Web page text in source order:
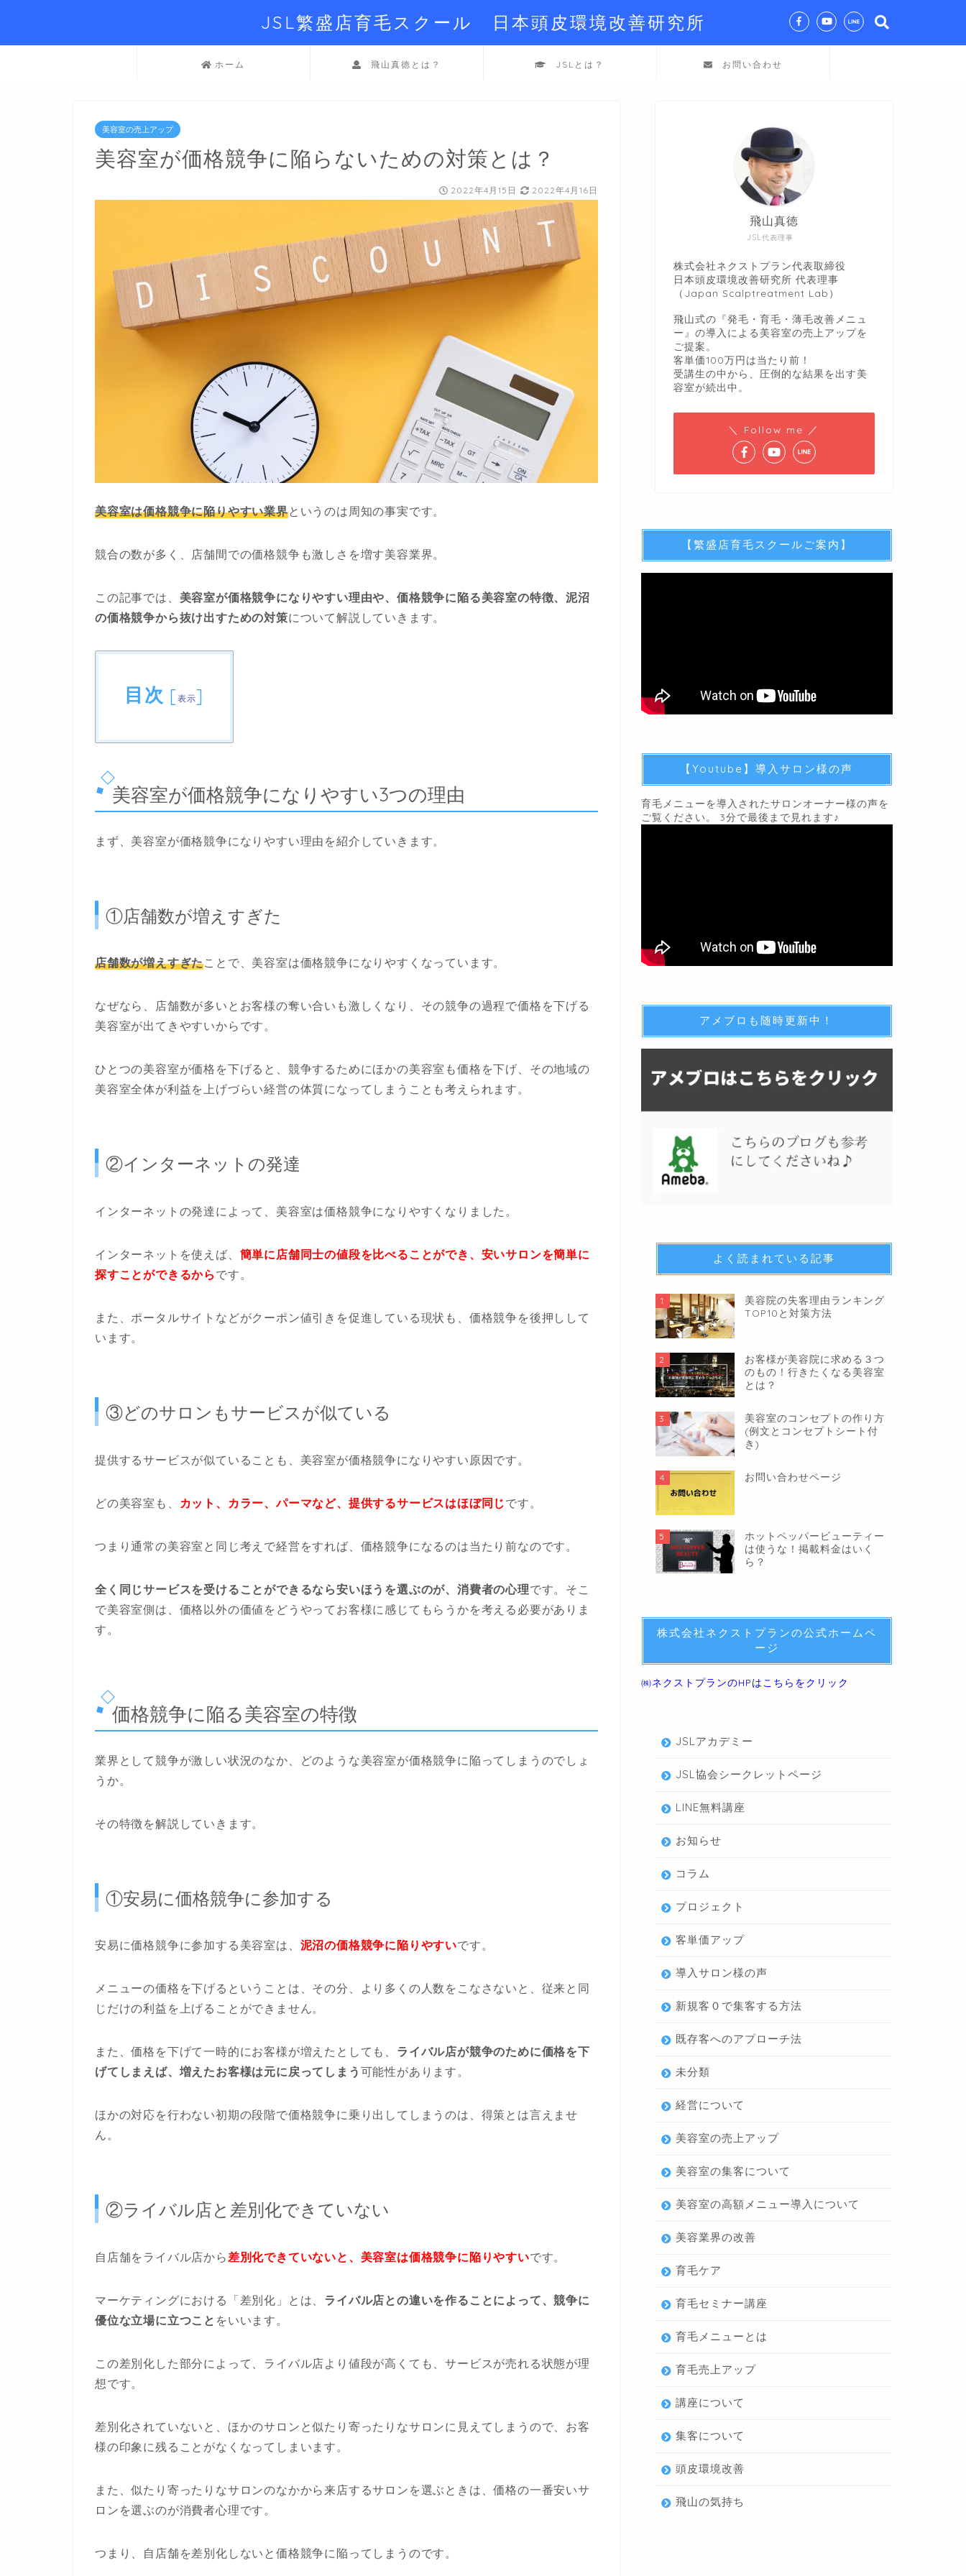
JSL繁盛店育毛スクール 日本頭皮環境改善研究所
ホーム 飛山真徳とは？ JSLとは？ お問い合わせ
美容室の売上アップ
美容室が価格競争に陥らないための対策とは？
2022年4月15日 2022年4月16日
美容室は価格競争に陥りやすい業界というのは周知の事実です。
競合の数が多く、店舗間での価格競争も激しさを増す美容業界。
この記事では、 美容室が価格競争になりやすい理由や、価格競争に陥る美容室の特徴、泥沼
の価格競争から抜け出すための対策について解説していきます。
目次 [表示]
美容室が価格競争になりやすい3つの理由
まず、美容室が価格競争になりやすい理由を紹介していきます。
①店舗数が増えすぎた
店舗数が増えすぎたことで、美容室は価格競争になりやすくなっています。
なぜなら、店舗数が多いとお客様の奪い合いも激しくなり、その競争の過程で価格を下げる
美容室が出てきやすいからです。
ひとつの美容室が価格を下げると、競争するためにほかの美容室も価格を下げ、その地域の
美容室全体が利益を上げづらい経営の体質になってしまうことも考えられます。
②インターネットの発達
インターネットの発達によって、美容室は価格競争になりやすくなりました。
インターネットを使えば、 簡単に店舗同士の値段を比べることができ、安いサロンを簡単に
探すことができるから です。
また、ポータルサイトなどがクーポン値引きを促進している現状も、価格競争を後押しして
います。
③どのサロンもサービスが似ている
提供するサービスが似ていることも、美容室が価格競争になりやすい原因です。
どの美容室も、 カット、カラー、パーマなど、提供するサービスはほぼ同じです。
つまり通常の美容室と同じ考えで経営をすれば、価格競争になるのは当たり前なのです。
全く同じサービスを受けることができるなら安いほうを選ぶのが、消費者の心理です。そこ
で美容室側は、価格以外の価値をどうやってお客様に感じてもらうかを考える必要がありま
す。
価格競争に陥る美容室の特徴
業界として競争が激しい状況のなか、どのような美容室が価格競争に陥ってしまうのでしょ
うか。
その特徴を解説していきます。
①安易に価格競争に参加する
安易に価格競争に参加する美容室は、 泥沼の価格競争に陥りやすいです。
メニューの価格を下げるということは、その分、より多くの人数をこなさないと、従来と同
じだけの利益を上げることができません。
また、価格を下げて一時的にお客様が増えたとしても、 ライバル店が競争のために価格を下
げてしまえば、増えたお客様は元に戻ってしまう 可能性があります。
ほかの対応を行わない初期の段階で価格競争に乗り出してしまうのは、得策とは言えませ
ん。
②ライバル店と差別化できていない
自店舗をライバル店から 差別化できていないと、美容室は価格競争に陥りやすいです。
マーケティングにおける「差別化」とは、 ライバル店との違いを作ることによって、競争に
優位な立場に立つこと をいいます。
この差別化した部分によって、ライバル店より値段が高くても、サービスが売れる状態が理
想です。
差別化されていないと、ほかのサロンと似たり寄ったりなサロンに見えてしまうので、お客
様の印象に残ることがなくなってしまいます。
また、似たり寄ったりなサロンのなかから来店するサロンを選ぶときは、価格の一番安いサ
ロンを選ぶのが消費者心理です。
つまり、自店舗を差別化しないと価格競争に陥ってしまうのです。
JSL代表理事
飛山真徳
株式会社ネクストプラン代表取締役
日本頭皮環境改善研究所 代表理事
（Japan Scalptreatment Lab）
飛山式の『発毛・育毛・薄毛改善メニュ
ー』の導入による美容室の売上アップを
ご提案。
客単価100万円は当たり前！
受講生の中から、圧倒的な結果を出す美
容室が続出中。
＼ Follow me ／
【繁盛店育毛スクールご案内】
【Youtube】導入サロン様の声
育毛メニューを導入されたサロンオーナー様の声を
ご覧ください。 3分で最後まで見れます♪
アメブロも随時更新中！
よく読まれている記事
1
美容院の失客理由ランキング
TOP10と対策方法
2
お客様が美容院に求める３つ
のもの！行きたくなる美容室
とは？
3
美容室のコンセプトの作り方
(例文とコンセプトシート付
き)
4 お問い合わせページ
5
ホットペッパービューティー
は使うな！掲載料金はいく
ら？
株式会社ネクストプランの公式ホームペ
ージ
㈱ネクストプランのHPはこちらをクリック
JSLアカデミー
JSL協会シークレットページ
LINE無料講座
お知らせ
コラム
プロジェクト
客単価アップ
導入サロン様の声
新規客０で集客する方法
既存客へのアプローチ法
未分類
経営について
美容室の売上アップ
美容室の集客について
美容室の高額メニュー導入について
美容業界の改善
育毛ケア
育毛セミナー講座
育毛メニューとは
育毛売上アップ
講座について
集客について
頭皮環境改善
飛山の気持ち